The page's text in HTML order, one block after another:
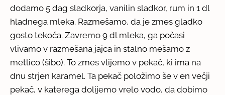
dodamo 5 dag sladkorja, vanilin sladkor, rum in 1 dl
hladnega mleka. Razmešamo, da je zmes gladko
gosto tekoča. Zavremo 9 dl mleka, ga počasi
vlivamo v razmešana jajca in stalno mešamo z
metlico (šibo). To zmes vlijemo v pekač, ki ima na
dnu strjen karamel. Ta pekač položimo še v en večji
pekač, v katerega dolijemo vrelo vodo, da dobimo